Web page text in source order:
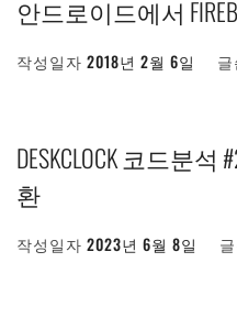
안드로이드에서
작성일자 2018년 2월 6일
DESKCLOCK 코드분석
환
작성일자 2023년 6월 8일